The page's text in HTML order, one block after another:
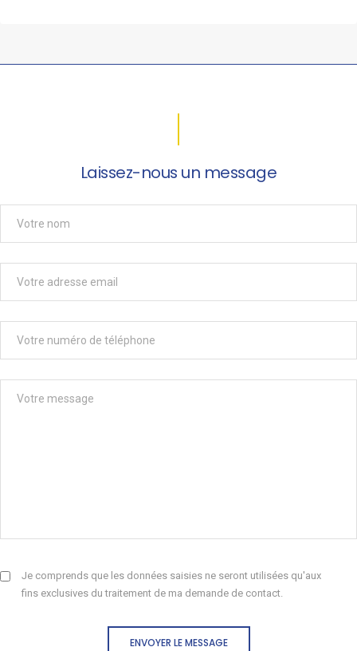
Laissez-nous un message
Je comprends que les données saisies ne seront utilisées qu'aux
fins exclusives du traitement de ma demande de contact.
ENVOYER LE MESSAGE